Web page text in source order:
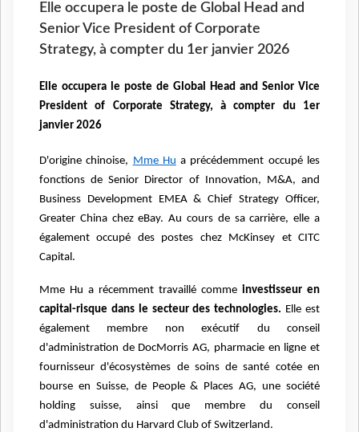
Elle occupera le poste de Global Head and
Senior Vice President of Corporate
Strategy, à compter du 1er janvier 2026
Elle occupera le poste de Global Head and Senior Vice
President of Corporate Strategy, à compter du 1er
janvier 2026
D'origine chinoise, Mme Hu a précédemment occupé les
fonctions de Senior Director of Innovation, M&A, and
Business Development EMEA & Chief Strategy Officer,
Greater China chez eBay. Au cours de sa carrière, elle a
également occupé des postes chez McKinsey et CITC
Capital.
Mme Hu a récemment travaillé comme investisseur en
capital-risque dans le secteur des technologies. Elle est
également membre non exécutif du conseil
d'administration de DocMorris AG, pharmacie en ligne et
fournisseur d'écosystèmes de soins de santé cotée en
bourse en Suisse, de People & Places AG, une société
holding suisse, ainsi que membre du conseil
d'administration du Harvard Club of Switzerland.